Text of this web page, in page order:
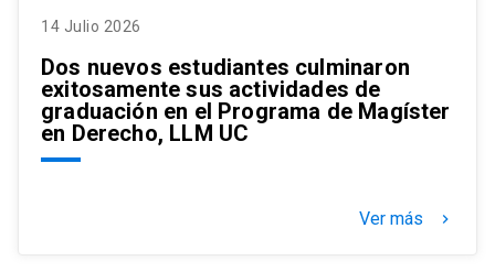
14 Julio 2026
Dos nuevos estudiantes culminaron
exitosamente sus actividades de
graduación en el Programa de Magíster
en Derecho, LLM UC
Ver más keyboard_arrow_right